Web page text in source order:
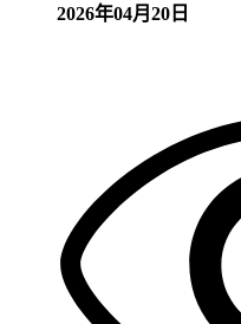
2026年04月20日